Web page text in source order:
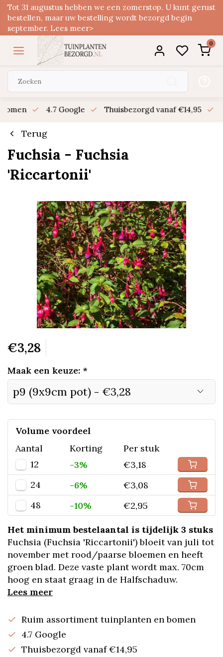
Tot 31 augustus hebben we een zomerstop. U kunt gerust
bestellen, maar uw bestelling wordt bezorgd begin
september. Lees meer>
0
4.7 Google Thuisbezorgd vanaf €14,95
Terug
Fuchsia - Fuchsia
'Riccartonii'
€3,28
Maak een keuze: *
Volume voordeel
Aantal
Korting
Per stuk
12
-3%
€3,18
24
-6%
€3,08
48
-10% €2,95
Het minimum bestelaantal is tijdelijk 3 stuks
Fuchsia (Fuchsia 'Riccartonii') bloeit van juli tot
november met rood/paarse bloemen en heeft
groen blad. Deze vaste plant wordt max. 70cm
hoog en staat graag in de Halfschaduw.
Lees meer
Ruim assortiment tuinplanten en bomen
4.7 Google
Thuisbezorgd vanaf €14,95